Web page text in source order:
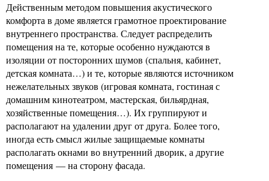
Действенным методом повышения акустического
комфорта в доме является грамотное проектирование
внутреннего пространства. Следует распределить
помещения на те, которые особенно нуждаются в
изоляции от посторонних шумов (спальня, кабинет,
детская комната…) и те, которые являются источником
нежелательных звуков (игровая комната, гостиная с
домашним кинотеатром, мастерская, бильярдная,
хозяйственные помещения…). Их группируют и
располагают на удалении друг от друга. Более того,
иногда есть смысл жилые защищаемые комнаты
располагать окнами во внутренний дворик, а другие
помещения — на сторону фасада.